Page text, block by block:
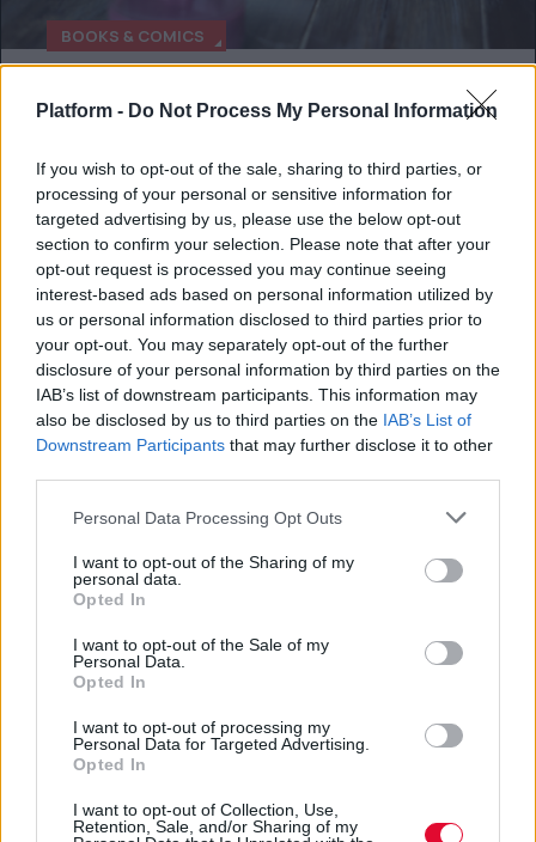
Platform - Do Not Process My Personal Information
If you wish to opt-out of the sale, sharing to third parties, or
processing of your personal or sensitive information for
targeted advertising by us, please use the below opt-out
section to confirm your selection. Please note that after your
opt-out request is processed you may continue seeing
interest-based ads based on personal information utilized by
us or personal information disclosed to third parties prior to
your opt-out. You may separately opt-out of the further
disclosure of your personal information by third parties on the
IAB’s list of downstream participants. This information may
also be disclosed by us to third parties on the IAB’s List of
Downstream Participants that may further disclose it to other
Personal Data Processing Opt Outs
I want to opt-out of the Sharing of my
personal data.
Opted In
I want to opt-out of the Sale of my
Personal Data.
Opted In
I want to opt-out of processing my
Personal Data for Targeted Advertising.
Opted In
I want to opt-out of Collection, Use,
Retention, Sale, and/or Sharing of my
BOOKS & COMICS
Coloring books: H ένοχη απόλαυση που
έχει χρωματίσει τα απογεύματά μου
Επ! Στο τέλος έχει εκπληξούλα
Μαρία Χατζηγιάννη
Συνέντευξη: H Χάρις Β. και το «Εδώ» μας
προσκαλούν σε έναν σουρεαλιστικό
κόσμο που έρχεται από το μέλλον
Έχεις σκεφτεί ποτέ πώς θα ήταν να ζεις